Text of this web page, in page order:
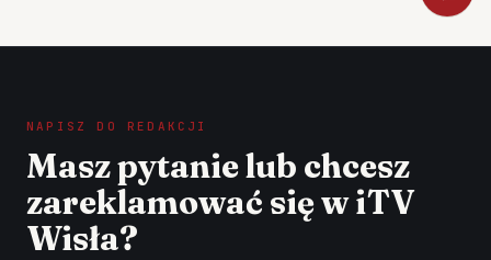
NAPISZ DO REDAKCJI
Masz pytanie lub chcesz
zareklamować się w iTV
Wisła?